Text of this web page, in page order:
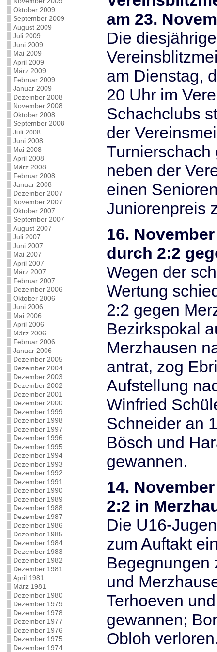
Oktober 2009
September 2009
August 2009
Juli 2009
Juni 2009
Mai 2009
April 2009
März 2009
Februar 2009
Januar 2009
Dezember 2008
November 2008
Oktober 2008
September 2008
Juli 2008
Juni 2008
Mai 2008
April 2008
März 2008
Februar 2008
Januar 2008
Dezember 2007
November 2007
Oktober 2007
September 2007
August 2007
Juli 2007
Juni 2007
Mai 2007
April 2007
März 2007
Februar 2007
Dezember 2006
Oktober 2006
Juni 2006
Mai 2006
April 2006
März 2006
Februar 2006
Januar 2006
Dezember 2005
Dezember 2004
Dezember 2003
Dezember 2002
Dezember 2001
Dezember 2000
Dezember 1999
Dezember 1998
Dezember 1997
Dezember 1996
Dezember 1995
Dezember 1994
Dezember 1993
Dezember 1992
Dezember 1991
Dezember 1990
Dezember 1989
Dezember 1988
Dezember 1987
Dezember 1986
Dezember 1985
Dezember 1984
Dezember 1983
Dezember 1982
Dezember 1981
April 1981
März 1981
Dezember 1980
Dezember 1979
Dezember 1978
Dezember 1977
Dezember 1976
Dezember 1975
Dezember 1974
am 23.
Die diesjährige
am Dienstag,
20 Uhr im
Schachclubs
der
Turnierschach
neben der
einen
Juniorenpreis
16.
durch 2:2
Wegen der
Wertung
2:2 gegen
Bezirkspokal
Merzhausen
antrat, zog
Aufstellung
Winfried
Schneider an
Bösch und
gewannen.
14.
2:2 in
Die U16-
zum Auftakt
Begegnungen
und
Terhoeven
gewannen;
Obloh